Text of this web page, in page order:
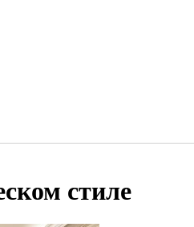
стиле